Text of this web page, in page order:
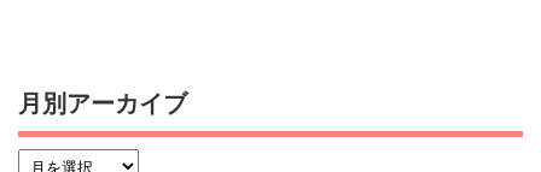
月別アーカイブ